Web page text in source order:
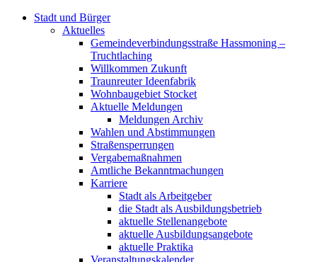
Stadt und Bürger
Aktuelles
Gemeindeverbindungsstraße Hassmoning –
Truchtlaching
Willkommen Zukunft
Traunreuter Ideenfabrik
Wohnbaugebiet Stocket
Aktuelle Meldungen
Meldungen Archiv
Wahlen und Abstimmungen
Straßensperrungen
Vergabemaßnahmen
Amtliche Bekanntmachungen
Karriere
Stadt als Arbeitgeber
die Stadt als Ausbildungsbetrieb
aktuelle Stellenangebote
aktuelle Ausbildungsangebote
aktuelle Praktika
Veranstaltungskalender